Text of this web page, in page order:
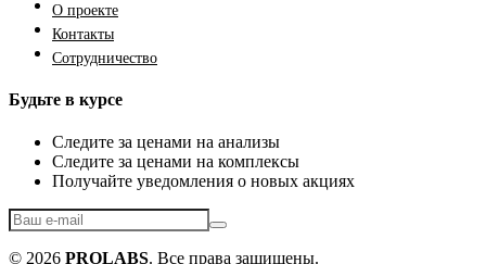
О проекте
Контакты
Сотрудничество
Будьте в курсе
Следите за ценами на анализы
Следите за ценами на комплексы
Получайте уведомления о новых акциях
© 2026 PROLABS. Все права защищены.